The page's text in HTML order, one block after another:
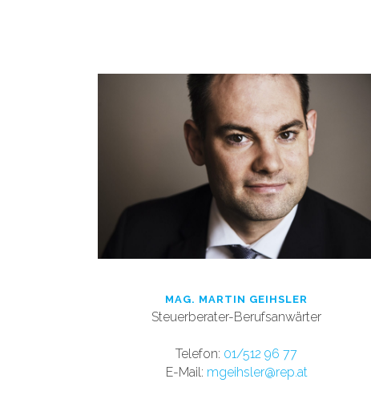
MAG. MARTIN GEIHSLER
Steuerberater-Berufsanwärter
Telefon: 01/512 96 77
E-Mail: mgeihsler@rep.at